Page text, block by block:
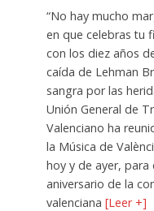
“No hay mucho
en que celebras tu
con los diez años
caída de Lehman
sangra por las
Unión General de
Valenciano ha
la Música de
hoy y de ayer,
aniversario de la
valenciana [Leer +]